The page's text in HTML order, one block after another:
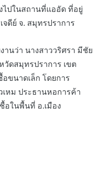
ไปในสถานที่แออัด ที่อยู่
ดีย์ จ. สมุทรปราการ
ว่า นางสาววริศรา มีชัย
วัดสมุทรปราการ เขต
ขนาดเล็ก โดยการ
หม ประธานหอการค้า
อในพื้นที่ อ.เมือง